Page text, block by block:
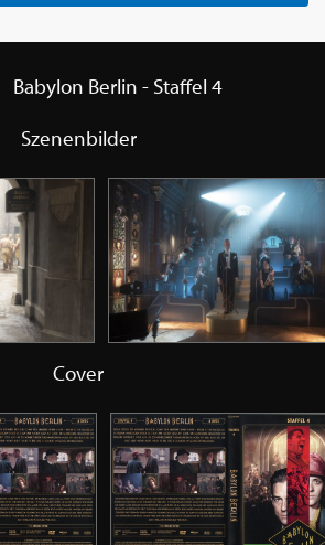
Babylon Berlin - Staffel 4
Szenenbilder
Cover